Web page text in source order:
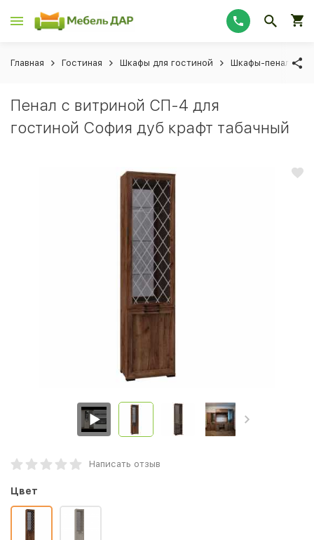
Главная Гостиная Шкафы для гостиной Шкафы-пеналы
Пенал с витриной СП-4 для
гостиной София дуб крафт табачный
Написать отзыв
Цвет